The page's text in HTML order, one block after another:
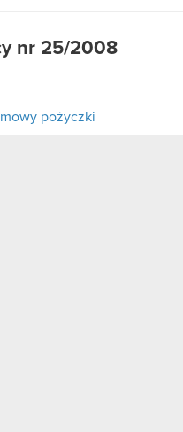
nr 25/2008
pożyczki